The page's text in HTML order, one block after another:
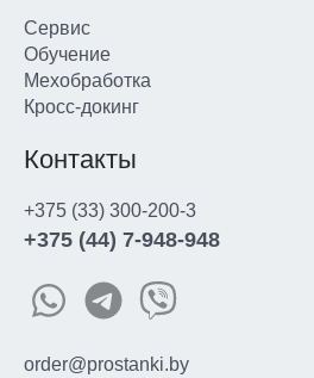
Сервис
Обучение
Мехобработка
Кросс-докинг
Контакты
+375 (33) 300-200-3
+375 (44) 7-948-948
order@prostanki.by